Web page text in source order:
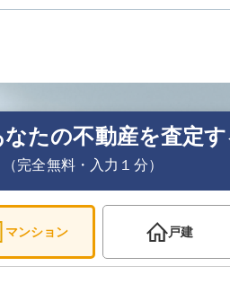
たの不動産を査定す
（完全無料・入力１分）
マンション 戸建